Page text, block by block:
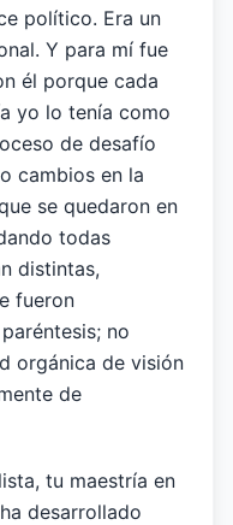
político. Era un
Y para mí fue
él porque cada
yo lo tenía como
de desafío
cambios en la
se quedaron en
todas
distintas,
fueron
no
orgánica de visión
de
tu maestría en
desarrollado